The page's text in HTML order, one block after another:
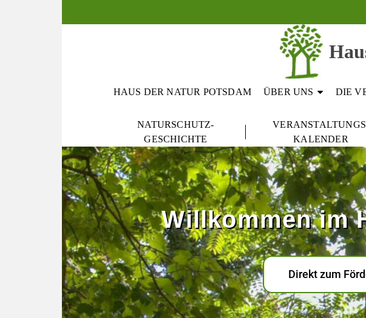
HAUS DER NATUR POTSDAM ÜBER UNS DIE
NATURSCHUTZ-
GESCHICHTE
KALENDER
Willkommen im
Direkt zum